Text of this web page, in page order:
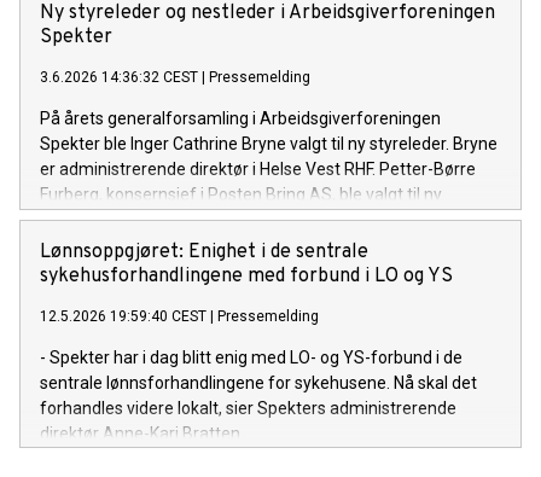
Ny styreleder og nestleder i Arbeidsgiverforeningen
Spekter
3.6.2026 14:36:32 CEST Pressemelding
På årets generalforsamling i Arbeidsgiverforeningen
Spekter ble Inger Cathrine Bryne valgt til ny styreleder. Bryne
er administrerende direktør i Helse Vest RHF. Petter-Børre
Furberg, konsernsjef i Posten Bring AS, ble valgt til ny
nestleder.
Lønnsoppgjøret: Enighet i de sentrale
sykehusforhandlingene med forbund i LO og YS
12.5.2026 19:59:40 CEST Pressemelding
- Spekter har i dag blitt enig med LO- og YS-forbund i de
sentrale lønnsforhandlingene for sykehusene. Nå skal det
forhandles videre lokalt, sier Spekters administrerende
direktør Anne-Kari Bratten.